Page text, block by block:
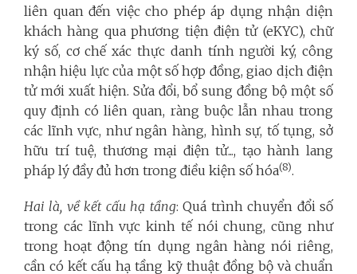
liên quan đến việc cho phép áp dụng nhận diện
khách hàng qua phương tiện điện tử (eKYC), chữ
ký số, cơ chế xác thực danh tính người ký, công
nhận hiệu lực của một số hợp đồng, giao dịch điện
tử mới xuất hiện. Sửa đổi, bổ sung đồng bộ một số
quy định có liên quan, ràng buộc lẫn nhau trong
các lĩnh vực, như ngân hàng, hình sự, tố tụng, sở
hữu trí tuệ, thương mại điện tử..., tạo hành lang
pháp lý đầy đủ hơn trong điều kiện số hóa(8).
Hai là, về kết cấu hạ tầng: Quá trình chuyển đổi số
trong các lĩnh vực kinh tế nói chung, cũng như
trong hoạt động tín dụng ngân hàng nói riêng,
cần có kết cấu hạ tầng kỹ thuật đồng bộ và chuẩn